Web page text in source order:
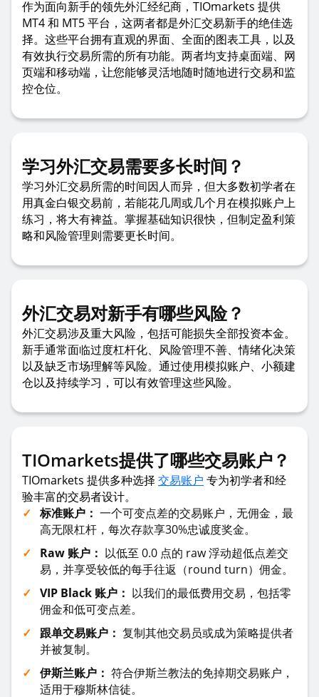
作为面向新手的领先外汇经纪商，TIOmarkets 提供
MT4 和 MT5 平台，这两者都是外汇交易新手的绝佳选
择。这些平台拥有直观的界面、全面的图表工具，以及
有效执行交易所需的所有功能。两者均支持桌面端、网
页端和移动端，让您能够灵活地随时随地进行交易和监
控仓位。
学习外汇交易需要多长时间？
学习外汇交易所需的时间因人而异，但大多数初学者在
用真金白银交易前，若能花几周或几个月在模拟账户上
练习，将大有裨益。掌握基础知识很快，但制定盈利策
略和风险管理则需要更长时间。
外汇交易对新手有哪些风险？
外汇交易涉及重大风险，包括可能损失全部投资本金。
新手通常面临过度杠杆化、风险管理不善、情绪化决策
以及缺乏市场理解等风险。通过使用模拟账户、小额建
仓以及持续学习，可以有效管理这些风险。
TIOmarkets提供了哪些交易账户？
TIOmarkets 提供多种选择 交易账户 专为初学者和经
验丰富的交易者设计。
标准账户： 一个可变点差的交易账户，无佣金，最
高无限杠杆，每次存款享30%忠诚度奖金。
Raw 账户： 以低至 0.0 点的 raw 浮动超低点差交
易，并享受较低的每手往返（round turn）佣金。
VIP Black 账户： 以我们的最低费用交易，包括零
佣金和低可变点差。
跟单交易账户： 复制其他交易员或成为策略提供者
并被复制。
伊斯兰账户： 符合伊斯兰教法的免掉期交易账户，
适用于穆斯林信徒。